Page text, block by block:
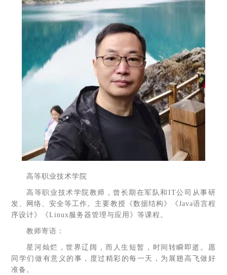
高等职业技术学院
高等职业技术学院教师，曾长期在军队和IT公司从事研
发、网络、安全等工作。主要教授《数据结构》《Java语言程
序设计》《Linux服务器管理与应用》等课程。
教师寄语：
星河灿烂，世界辽阔，而人生短暂，时间转瞬即逝。愿
同学们做有意义的事，度过精彩的每一天，为展翅高飞做好
准备。